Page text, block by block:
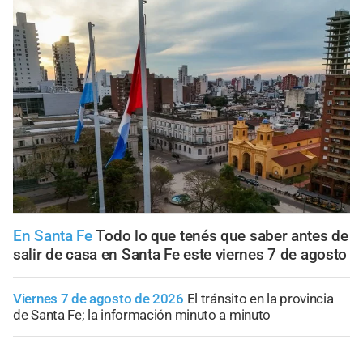
En Santa FeTodo lo que tenés que saber antes de
salir de casa en Santa Fe este viernes 7 de agosto
Viernes 7 de agosto de 2026 El tránsito en la provincia
de Santa Fe; la información minuto a minuto